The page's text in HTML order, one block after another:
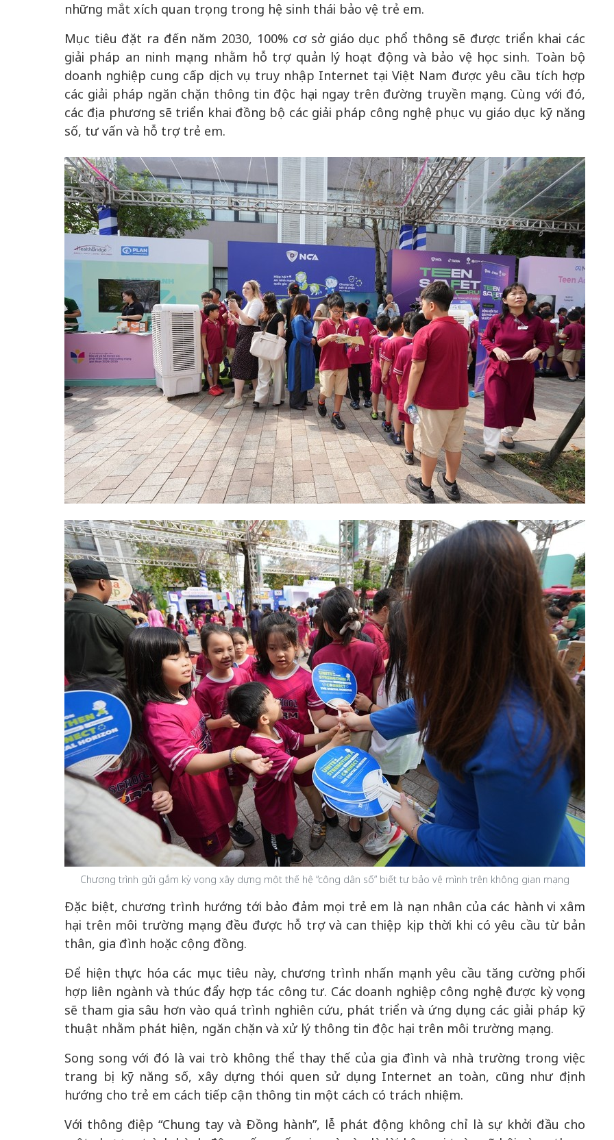
những mắt xích quan trọng trong hệ sinh thái bảo vệ trẻ em.
Mục tiêu đặt ra đến năm 2030, 100% cơ sở giáo dục phổ thông sẽ được triển khai các
giải pháp an ninh mạng nhằm hỗ trợ quản lý hoạt động và bảo vệ học sinh. Toàn bộ
doanh nghiệp cung cấp dịch vụ truy nhập Internet tại Việt Nam được yêu cầu tích hợp
các giải pháp ngăn chặn thông tin độc hại ngay trên đường truyền mạng. Cùng với đó,
các địa phương sẽ triển khai đồng bộ các giải pháp công nghệ phục vụ giáo dục kỹ năng
số, tư vấn và hỗ trợ trẻ em.
Chương trình gửi gắm kỳ vọng xây dựng một thế hệ “công dân số” biết tự bảo vệ mình trên không gian mạng
Đặc biệt, chương trình hướng tới bảo đảm mọi trẻ em là nạn nhân của các hành vi xâm
hại trên môi trường mạng đều được hỗ trợ và can thiệp kịp thời khi có yêu cầu từ bản
thân, gia đình hoặc cộng đồng.
Để hiện thực hóa các mục tiêu này, chương trình nhấn mạnh yêu cầu tăng cường phối
hợp liên ngành và thúc đẩy hợp tác công tư. Các doanh nghiệp công nghệ được kỳ vọng
sẽ tham gia sâu hơn vào quá trình nghiên cứu, phát triển và ứng dụng các giải pháp kỹ
thuật nhằm phát hiện, ngăn chặn và xử lý thông tin độc hại trên môi trường mạng.
Song song với đó là vai trò không thể thay thế của gia đình và nhà trường trong việc
trang bị kỹ năng số, xây dựng thói quen sử dụng Internet an toàn, cũng như định
hướng cho trẻ em cách tiếp cận thông tin một cách có trách nhiệm.
Với thông điệp “Chung tay và Đồng hành”, lễ phát động không chỉ là sự khởi đầu cho